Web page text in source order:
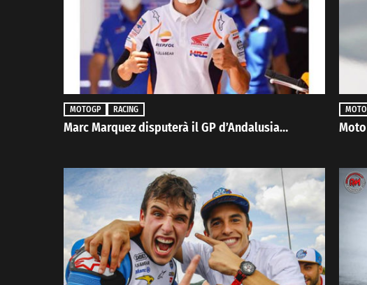
MOTOGP RACING
Marc Marquez disputerà il GP d’Andalusia…